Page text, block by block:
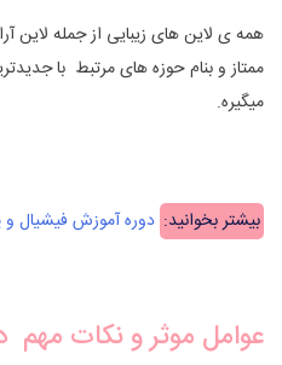
همه ی لاین های زیبایی از جمله لاین
ممتاز و بنام حوزه های مرتبط با
میگیره.
بیشتر بخوانید: دوره آموزش فیشیال و
عوامل موثر و نکات مهم